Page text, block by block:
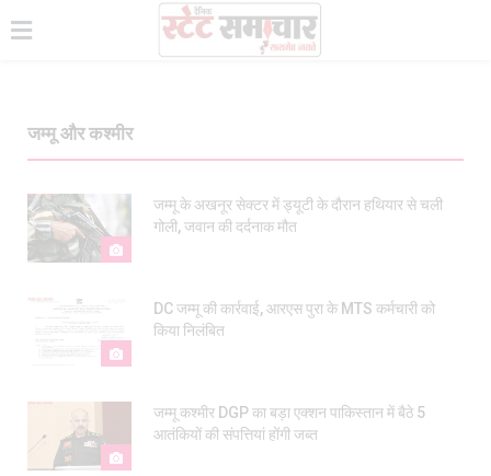
जम्मू और कश्मीर
जम्मू के अखनूर सेक्टर में ड्यूटी के दौरान हथियार से चली
गोली, जवान की दर्दनाक मौत
DC जम्मू की कार्रवाई, आरएस पुरा के MTS कर्मचारी को
किया निलंबित
जम्मू कश्मीर DGP का बड़ा एक्शन पाकिस्तान में बैठे 5
आतंकियों की संपत्तियां होंगी जब्त